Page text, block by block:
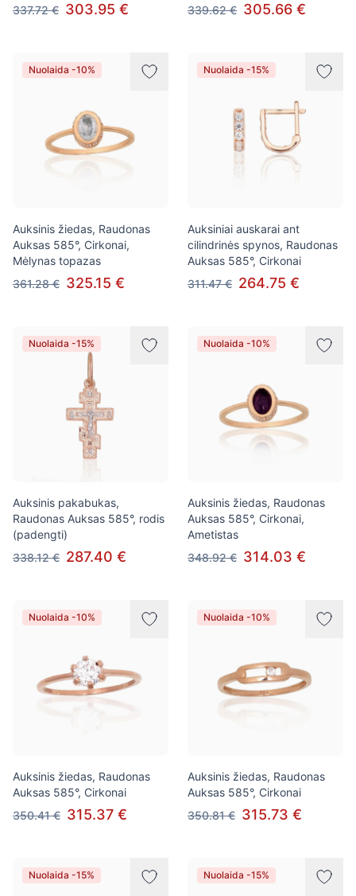
337.72 € 303.95 €
339.62 € 305.66 €
Nuolaida -10%
Auksinis žiedas, Raudonas
Auksas 585°, Cirkonai,
Mėlynas topazas
361.28 € 325.15 €
Nuolaida -15%
Auksiniai auskarai ant
cilindrinės spynos, Raudonas
Auksas 585°, Cirkonai
311.47 € 264.75 €
Nuolaida -15%
Auksinis pakabukas,
Raudonas Auksas 585°, rodis
(padengti)
338.12 € 287.40 €
Nuolaida -10%
Auksinis žiedas, Raudonas
Auksas 585°, Cirkonai,
Ametistas
348.92 € 314.03 €
Nuolaida -10%
Auksinis žiedas, Raudonas
Auksas 585°, Cirkonai
350.41 € 315.37 €
Nuolaida -10%
Auksinis žiedas, Raudonas
Auksas 585°, Cirkonai
350.81 € 315.73 €
Nuolaida -15% Nuolaida -15%